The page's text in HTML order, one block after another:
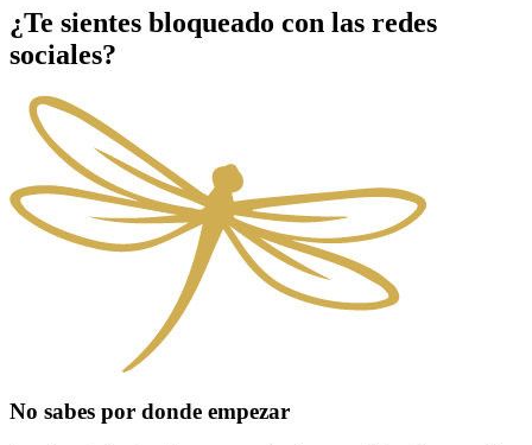
¿Te sientes bloqueado con las redes
sociales?
No sabes por donde empezar